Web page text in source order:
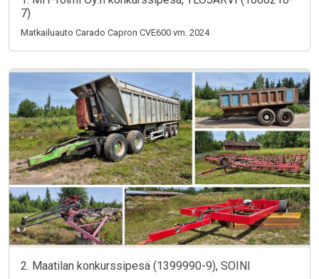
7)
Matkailuauto Carado Capron CVE600 vm. 2024
2. Maatilan konkurssipesä (1399990-9), SOINI